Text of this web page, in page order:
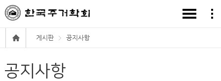
게시판 공지사항
공지사항